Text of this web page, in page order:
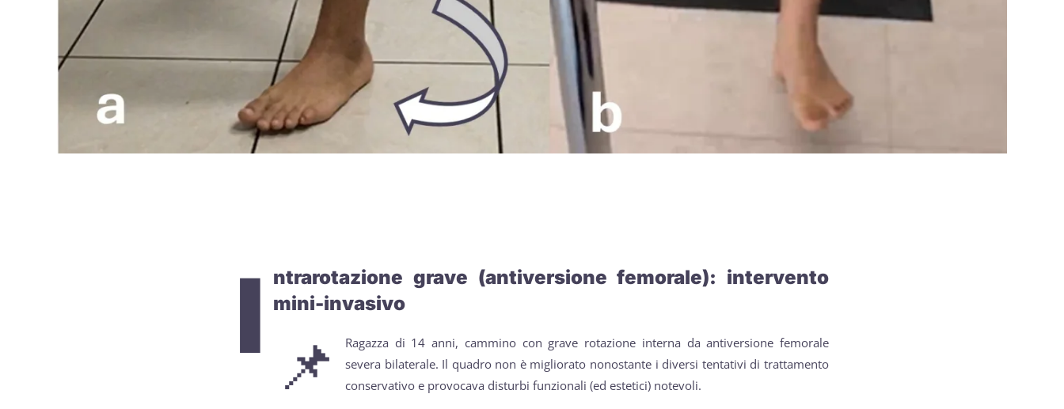
I ntrarotazione grave (antiversione femorale): intervento
mini-invasivo
📌
Ragazza di 14 anni, cammino con grave rotazione interna da antiversione femorale
severa bilaterale. Il quadro non è migliorato nonostante i diversi tentativi di trattamento
conservativo e provocava disturbi funzionali (ed estetici) notevoli.